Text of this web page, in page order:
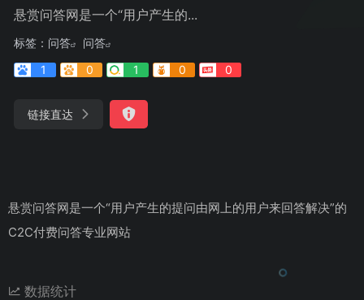
悬赏问答网是一个“用户产生的...
标签： 问答
问答
1
0 1 0 0
链接直达
悬赏问答网是一个“用户产生的提问由网上的用户来回答解决”的
C2C付费问答专业网站
数据统计